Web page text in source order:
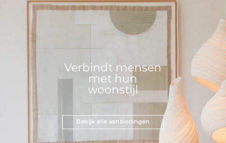
Verbindt mensen
met hun
woonstijl
Bekijk alle aanbiedingen